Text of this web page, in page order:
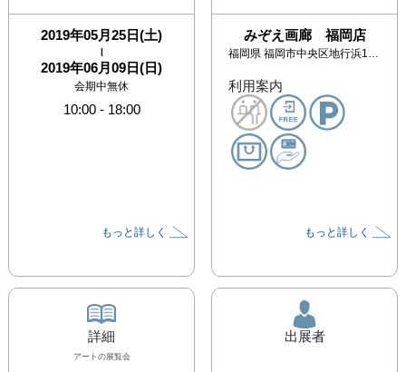
2019年05月25日(土)
|
2019年06月09日(日)
会期中無休
10:00- 18:00
もっと詳しく
みぞえ画廊 福岡店
福岡県 福岡市中央区地行浜1丁目2番地5号(よかトピア通り沿い)
利用案内
もっと詳しく
詳細
アート の展覧会
出展者